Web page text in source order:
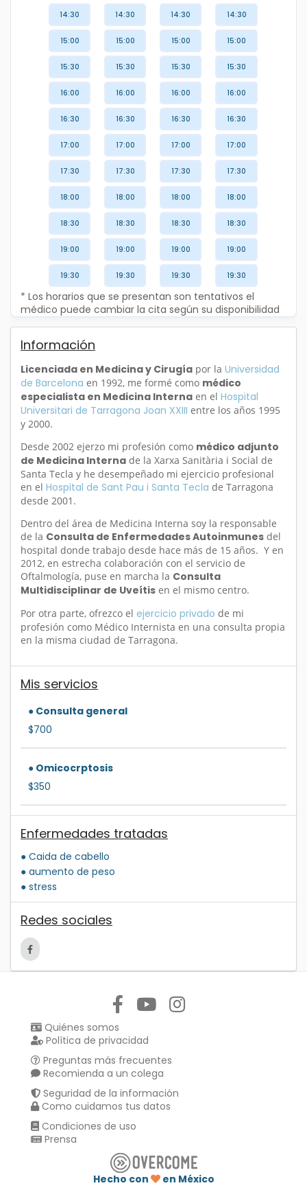
14:30
15:00
15:30
16:00
16:30
17:00
17:30
18:00
18:30
19:00
19:30
14:30
15:00
15:30
16:00
16:30
17:00
17:30
18:00
18:30
19:00
19:30
14:30
15:00
15:30
16:00
16:30
17:00
17:30
18:00
18:30
19:00
19:30
14:30
15:00
15:30
16:00
16:30
17:00
17:30
18:00
18:30
19:00
19:30
* Los horarios que se presentan son tentativos el
médico puede cambiar la cita según su disponibilidad
Información
Licenciada en Medicina y Cirugía por la Universidad
de Barcelona en 1992, me formé como médico
especialista en Medicina Interna en el Hospital
Universitari de Tarragona Joan XXIII entre los años 1995
y 2000.
Desde 2002 ejerzo mi profesión como médico adjunto
de Medicina Interna de la Xarxa Sanitària i Social de
Santa Tecla y he desempeñado mi ejercicio profesional
en el Hospital de Sant Pau i Santa Tecla de Tarragona
desde 2001.
Dentro del área de Medicina Interna soy la responsable
de la Consulta de Enfermedades Autoinmunes del
hospital donde trabajo desde hace más de 15 años. Y en
2012, en estrecha colaboración con el servicio de
Oftalmología, puse en marcha la Consulta
Multidisciplinar de Uveítis en el mismo centro.
Por otra parte, ofrezco el ejercicio privado de mi
profesión como Médico Internista en una consulta propia
en la misma ciudad de Tarragona.
Mis servicios
● Consulta general
$700
● Omicocrptosis
$350
Enfermedades tratadas
● Caida de cabello
● aumento de peso
● stress
Redes sociales
Quiénes somos
Política de privacidad
Preguntas más frecuentes
Recomienda a un colega
Seguridad de la información
Como cuidamos tus datos
Condiciones de uso
Prensa
Hecho con en México